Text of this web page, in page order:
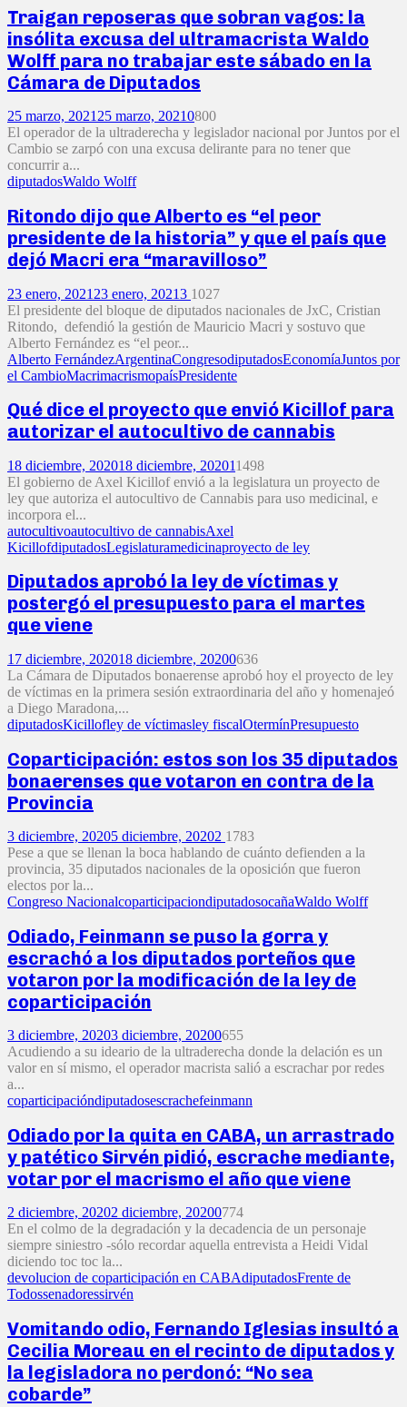
Traigan reposeras que sobran vagos: la
insólita excusa del ultramacrista Waldo
Wolff para no trabajar este sábado en la
Cámara de Diputados
25 marzo, 2021 25 marzo, 20210800
El operador de la ultraderecha y legislador nacional por Juntos por el
Cambio se zarpó con una excusa delirante para no tener que
concurrir a...
diputadosWaldo Wolff
Ritondo dijo que Alberto es “el peor
presidente de la historia” y que el país que
dejó Macri era “maravilloso”
23 enero, 2021 23 enero, 20213 1027
El presidente del bloque de diputados nacionales de JxC, Cristian
Ritondo, defendió la gestión de Mauricio Macri y sostuvo que
Alberto Fernández es “el peor...
Alberto FernándezArgentinaCongresodiputadosEconomíaJuntos por
el CambioMacrimacrismopaísPresidente
Qué dice el proyecto que envió Kicillof para
autorizar el autocultivo de cannabis
18 diciembre, 202018 diciembre, 202011498
El gobierno de Axel Kicillof envió a la legislatura un proyecto de
ley que autoriza el autocultivo de Cannabis para uso medicinal, e
incorpora el...
autocultivoautocultivo de cannabisAxel
KicillofdiputadosLegislaturamedicinaproyecto de ley
Diputados aprobó la ley de víctimas y
postergó el presupuesto para el martes
que viene
17 diciembre, 202018 diciembre, 20200636
La Cámara de Diputados bonaerense aprobó hoy el proyecto de ley
de víctimas en la primera sesión extraordinaria del año y homenajeó
a Diego Maradona,...
diputadosKicillofley de víctimasley fiscalOtermínPresupuesto
Coparticipación: estos son los 35 diputados
bonaerenses que votaron en contra de la
Provincia
3 diciembre, 20205 diciembre, 20202 1783
Pese a que se llenan la boca hablando de cuánto defienden a la
provincia, 35 diputados nacionales de la oposición que fueron
electos por la...
Congreso NacionalcoparticipaciondiputadosocañaWaldo Wolff
Odiado, Feinmann se puso la gorra y
escrachó a los diputados porteños que
votaron por la modificación de la ley de
coparticipación
3 diciembre, 20203 diciembre, 20200655
Acudiendo a su ideario de la ultraderecha donde la delación es un
valor en sí mismo, el operador macrista salió a escrachar por redes
a...
coparticipacióndiputadosescrachefeinmann
Odiado por la quita en CABA, un arrastrado
y patético Sirvén pidió, escrache mediante,
votar por el macrismo el año que viene
2 diciembre, 20202 diciembre, 20200774
En el colmo de la degradación y la decadencia de un personaje
siempre siniestro -sólo recordar aquella entrevista a Heidi Vidal
diciendo toc toc la...
devolucion de coparticipación en CABAdiputadosFrente de
Todossenadoressirvén
Vomitando odio, Fernando Iglesias insultó a
Cecilia Moreau en el recinto de diputados y
la legisladora no perdonó: “No sea
cobarde”